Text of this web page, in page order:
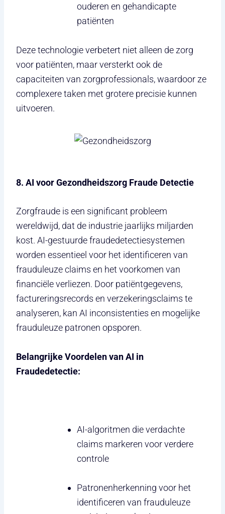
ouderen en gehandicapte
patiënten
Deze technologie verbetert niet alleen de zorg
voor patiënten, maar versterkt ook de
capaciteiten van zorgprofessionals, waardoor ze
complexere taken met grotere precisie kunnen
uitvoeren.
8. AI voor Gezondheidszorg Fraude Detectie
Zorgfraude is een significant probleem
wereldwijd, dat de industrie jaarlijks miljarden
kost. AI-gestuurde fraudedetectiesystemen
worden essentieel voor het identificeren van
frauduleuze claims en het voorkomen van
financiële verliezen. Door patiëntgegevens,
factureringsrecords en verzekeringsclaims te
analyseren, kan AI inconsistenties en mogelijke
frauduleuze patronen opsporen.
Belangrijke Voordelen van AI in
Fraudedetectie:
AI-algoritmen die verdachte
claims markeren voor verdere
controle
Patronenherkenning voor het
identificeren van frauduleuze